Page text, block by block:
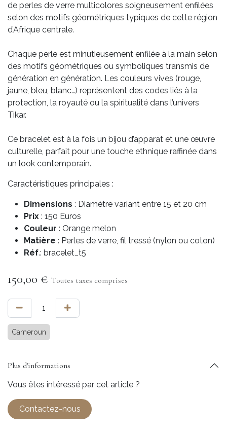
de perles de verre multicolores soigneusement enfilées
selon des motifs géométriques typiques de cette région
d’Afrique centrale.
Chaque perle est minutieusement enfilée à la main selon
des motifs géométriques ou symboliques transmis de
génération en génération. Les couleurs vives (rouge,
jaune, bleu, blanc…) représentent des codes liés à la
protection, la royauté ou la spiritualité dans l’univers
Tikar.
Ce bracelet est à la fois un bijou d’apparat et une œuvre
culturelle, parfait pour une touche ethnique raffinée dans
un look contemporain.
Caractéristiques principales :
Dimensions : Diamètre variant entre 15 et 20 cm
Prix : 150 Euros
Couleur : Orange melon
Matière : Perles de verre, fil tressé (nylon ou coton)
Réf.: bracelet_t5
150,00 € Toutes taxes comprises
Cameroun
Plus d'informations
Vous êtes intéressé par cet article ?
Contactez-nous